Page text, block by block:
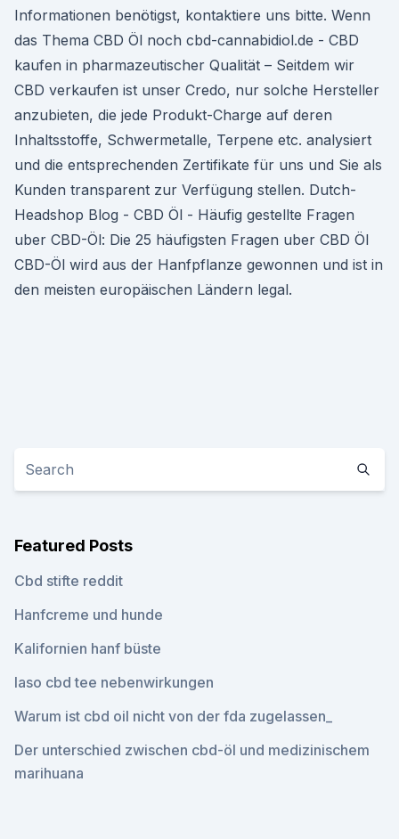
Informationen benötigst, kontaktiere uns bitte. Wenn
das Thema CBD Öl noch cbd-cannabidiol.de - CBD
kaufen in pharmazeutischer Qualität – Seitdem wir
CBD verkaufen ist unser Credo, nur solche Hersteller
anzubieten, die jede Produkt-Charge auf deren
Inhaltsstoffe, Schwermetalle, Terpene etc. analysiert
und die entsprechenden Zertifikate für uns und Sie als
Kunden transparent zur Verfügung stellen. Dutch-
Headshop Blog - CBD Öl - Häufig gestellte Fragen
uber CBD-Öl: Die 25 häufigsten Fragen uber CBD Öl
CBD-Öl wird aus der Hanfpflanze gewonnen und ist in
den meisten europäischen Ländern legal.
Featured Posts
Cbd stifte reddit
Hanfcreme und hunde
Kalifornien hanf büste
Iaso cbd tee nebenwirkungen
Warum ist cbd oil nicht von der fda zugelassen_
Der unterschied zwischen cbd-öl und medizinischem
marihuana